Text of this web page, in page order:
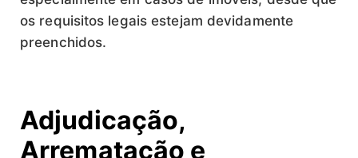
os requisitos legais estejam devidamente
preenchidos.
Adjudicação,
Arrematação e